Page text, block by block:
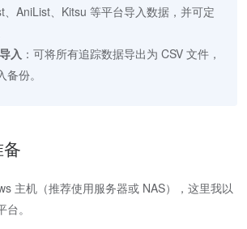
、AniList、Kitsu 等平台导入数据，并可定
入 ：可将所有追踪数据导出为 CSV 文件，
份。
主机（推荐使用服务器或 NAS），这里我以
。